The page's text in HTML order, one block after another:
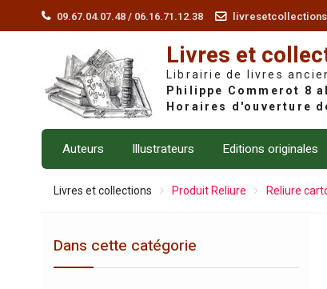
09.67.04.07.48 / 06.16.71.12.38
Livres et
Librairie de livres
Auteurs Illustrateurs Editions originales
Livres et collections Produit Reliure Reliure
Dans cette catégorie